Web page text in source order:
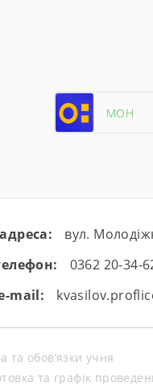
МОН
aдресa:
вул.
0362 20-34-
mail:
та обов’язки учня
та графік